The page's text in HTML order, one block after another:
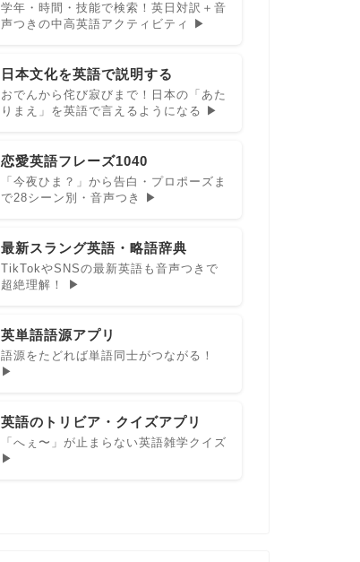
学年・時間・技能で検索！英日対訳＋音
声つきの中高英語アクティビティ ▶
日本文化を英語で説明する
おでんから侘び寂びまで！日本の「あた
りまえ」を英語で言えるようになる ▶
恋愛英語フレーズ1040
「今夜ひま？」から告白・プロポーズま
で28シーン別・音声つき ▶
最新スラング英語・略語辞典
TikTokやSNSの最新英語も音声つきで
超絶理解！ ▶
英単語語源アプリ
語源をたどれば単語同士がつながる！
▶
英語のトリビア・クイズアプリ
「へぇ〜」が止まらない英語雑学クイズ
▶